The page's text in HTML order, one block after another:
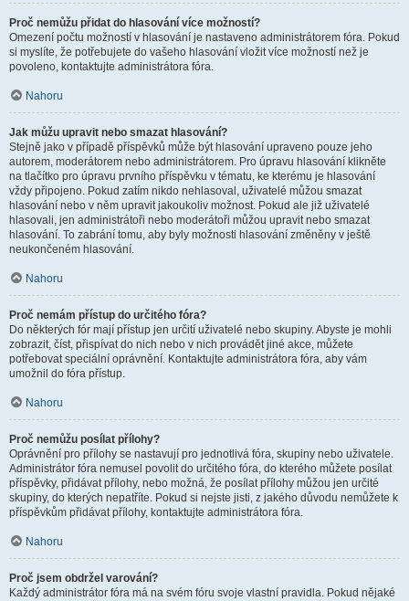
Proč nemůžu přidat do hlasování více možností?
Omezení počtu možností v hlasování je nastaveno administrátorem fóra. Pokud
si myslíte, že potřebujete do vašeho hlasování vložit více možností než je
povoleno, kontaktujte administrátora fóra.
Nahoru
Jak můžu upravit nebo smazat hlasování?
Stejně jako v případě příspěvků může být hlasování upraveno pouze jeho
autorem, moderátorem nebo administrátorem. Pro úpravu hlasování klikněte
na tlačítko pro úpravu prvního příspěvku v tématu, ke kterému je hlasování
vždy připojeno. Pokud zatím nikdo nehlasoval, uživatelé můžou smazat
hlasování nebo v něm upravit jakoukoliv možnost. Pokud ale již uživatelé
hlasovali, jen administrátoři nebo moderátoři můžou upravit nebo smazat
hlasování. To zabrání tomu, aby byly možnosti hlasování změněny v ještě
neukončeném hlasování.
Nahoru
Proč nemám přístup do určitého fóra?
Do některých fór mají přístup jen určití uživatelé nebo skupiny. Abyste je mohli
zobrazit, číst, přispívat do nich nebo v nich provádět jiné akce, můžete
potřebovat speciální oprávnění. Kontaktujte administrátora fóra, aby vám
umožnil do fóra přístup.
Nahoru
Proč nemůžu posílat přílohy?
Oprávnění pro přílohy se nastavují pro jednotlivá fóra, skupiny nebo uživatele.
Administrátor fóra nemusel povolit do určitého fóra, do kterého můžete posílat
příspěvky, přidávat přílohy, nebo možná, že posílat přílohy můžou jen určité
skupiny, do kterých nepatříte. Pokud si nejste jisti, z jakého důvodu nemůžete k
příspěvkům přidávat přílohy, kontaktujte administrátora fóra.
Nahoru
Proč jsem obdržel varování?
Každý administrátor fóra má na svém fóru svoje vlastní pravidla. Pokud nějaké